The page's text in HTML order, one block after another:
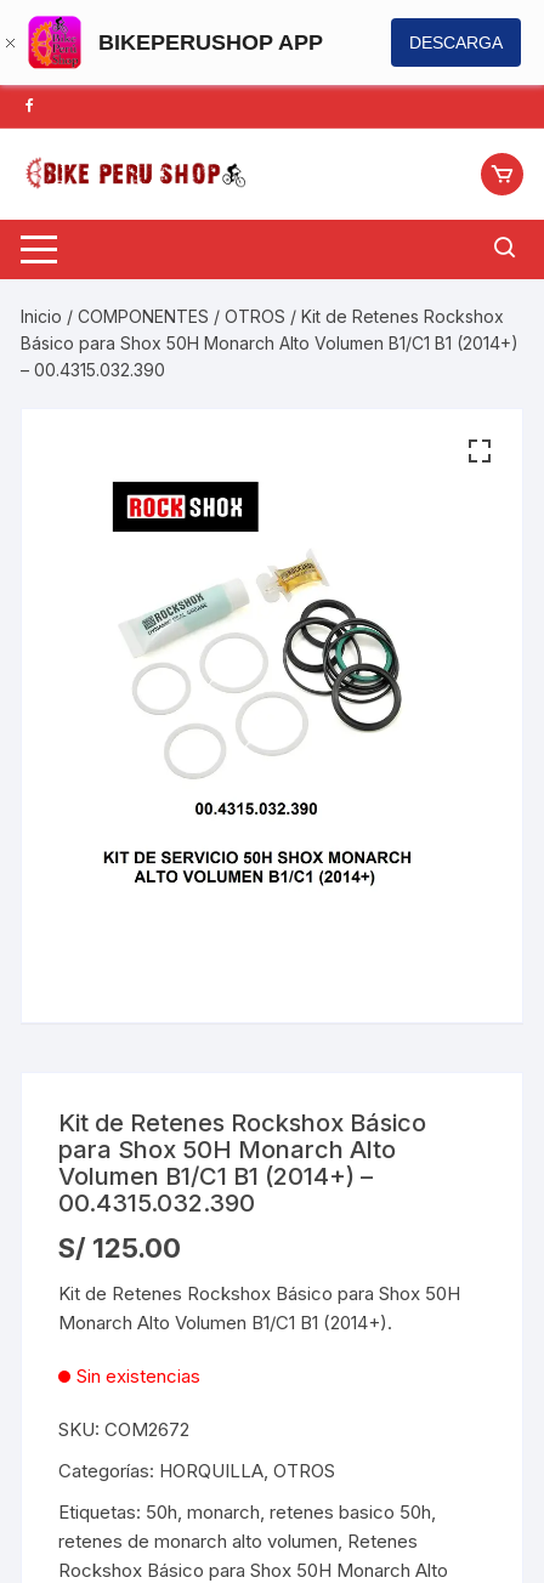
BIKEPERUSHOP APP DESCARGA
Saltar
al
contenido
Inicio /COMPONENTES /OTROS / Kit de Retenes Rockshox
Básico para Shox 50H Monarch Alto Volumen B1/C1 B1 (2014+)
– 00.4315.032.390
Kit de Retenes Rockshox Básico
para Shox 50H Monarch Alto
Volumen B1/C1 B1 (2014+) –
00.4315.032.390
S/ 125.00
Kit de Retenes Rockshox Básico para Shox 50H
Monarch Alto Volumen B1/C1 B1 (2014+).
Sin existencias
SKU:COM2672
Categorías: HORQUILLA ,OTROS
Etiquetas: 50h ,monarch ,retenes basico 50h
retenes de monarch alto volumen Retenes
Rockshox Básico para Shox 50H Monarch Alto